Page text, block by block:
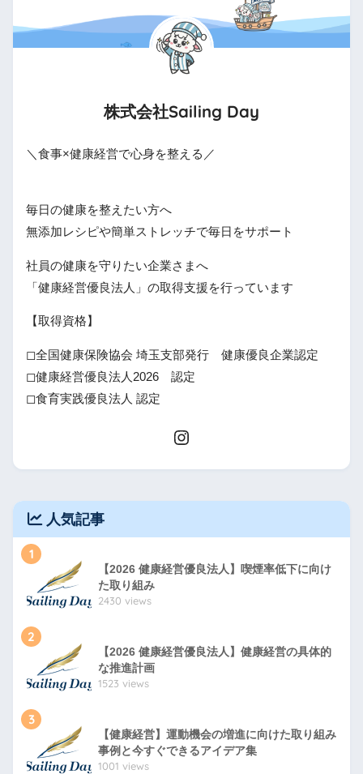
株式会社Sailing Day
＼食事×健康経営で心身を整える／
毎日の健康を整えたい方へ
無添加レシピや簡単ストレッチで毎日をサポート
社員の健康を守りたい企業さまへ
「健康経営優良法人」の取得支援を行っています
【取得資格】
◻全国健康保険協会 埼玉支部発行 健康優良企業認定
◻健康経営優良法人2026 認定
◻食育実践優良法人 認定
人気記事
1
【2026 健康経営優良法人】喫煙率低下に向け
た取り組み
2430 views
2
【2026 健康経営優良法人】健康経営の具体的
な推進計画
1523 views
3
【健康経営】運動機会の増進に向けた取り組み
事例と今すぐできるアイデア集
1001 views